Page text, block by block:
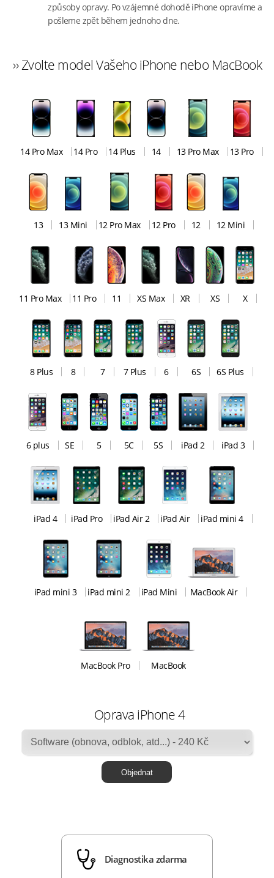
způsoby opravy. Po vzájemné dohodě iPhone opravíme a
pošleme zpět během jednoho dne.
›› Zvolte model Vašeho iPhone nebo MacBook
14 Pro Max 14 Pro 14 Plus 14 13 Pro Max 13 Pro
13 13 Mini 12 Pro Max 12 Pro 12 12 Mini
11 Pro Max 11 Pro 11 XS Max XR XS X
8 Plus 8 7 7 Plus 6 6S 6S Plus
6 plus SE 5 5C 5S iPad 2 iPad 3
iPad 4 iPad Pro iPad Air 2 iPad Air iPad mini 4
iPad mini 3 iPad mini 2 iPad Mini MacBook Air
MacBook Pro MacBook
Oprava iPhone 4
Diagnostika zdarma